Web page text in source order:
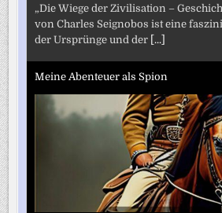
„Die Wiege der Zivilisation –
von Charles Seignobos ist eine
der Ursprünge und der [...]
Meine Abenteuer als Spion